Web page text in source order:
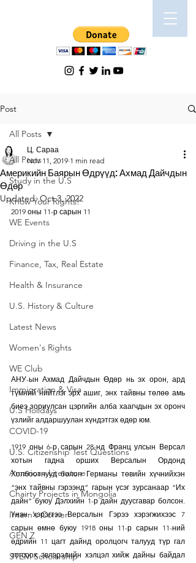
Post
All Posts
Study in the U.S
Know Your Rights!
WE Events
Driving in the U.S
Finance, Tax, Real Estate
Health & Insurance
U.S. History & Culture
Latest News
Women's Rights
WE Club
Immigration & Visa
U.S Holidays
COVID-19
U.S. Citizenship Test Questions
American Literature
Chairty Projects in Mongolia
Intern's Corner
GEN Z
STEM Scholarship
All Posts
Америкийн Баярын Өдрүүд: Ахмад Дайчдын
Өдөр
Ц. Сараа
Nov 11, 2019 1 min read
Updated:Oct 3, 2022
2019 оны 11-р сарын 11
АНУ-ын Ахмад Дайчдын Өдөр нь эх орон, ард
түмний нийтлэг эрх ашиг, энх тайвны төлөө амь
биеэ зориулсан цэргийн алба хаагчдын эх оронч
үзлийг алдаршуулан хүндэтгэх өдөр юм.
1919 оны 6-р сарын 28-нд Франц улсын Версал
хотын гадна орших Версалын Ордонд
Холбоотнууд болон Германы төвийн хүчнийхэн
“энх тайвны гэрээнд” гарын үсэг зурсанаар “Их
дайн” буюу Дэлхийн 1-р дайн дуусгавар болсон.
Үнэн хэрэгтээ Версалын Гэрээ хэрэгжихээс 7
сарын өмнө буюу 1918 оны 11-р сарын 11-ний
өдрийн 11 цагт дайнд оролцогч талууд түр гал
зогсоох эвлэрэлийн хэлцэл хийж дайны байдал